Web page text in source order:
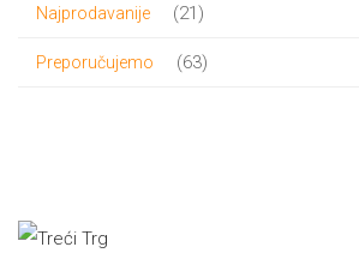
Najprodavanije 21 21
Preporučujemo 6363